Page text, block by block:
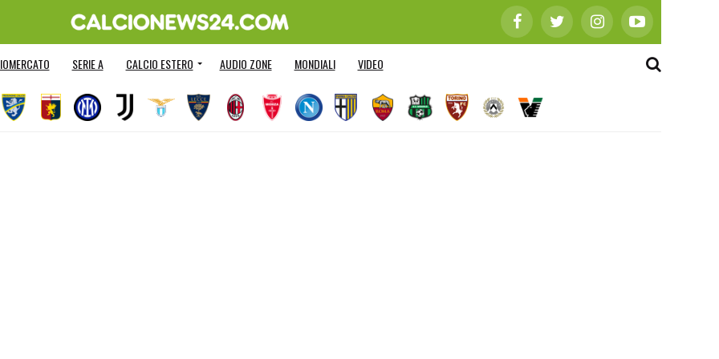
SERIE A CALCIO ESTERO AUDIO ZONE MONDIALI VIDEO